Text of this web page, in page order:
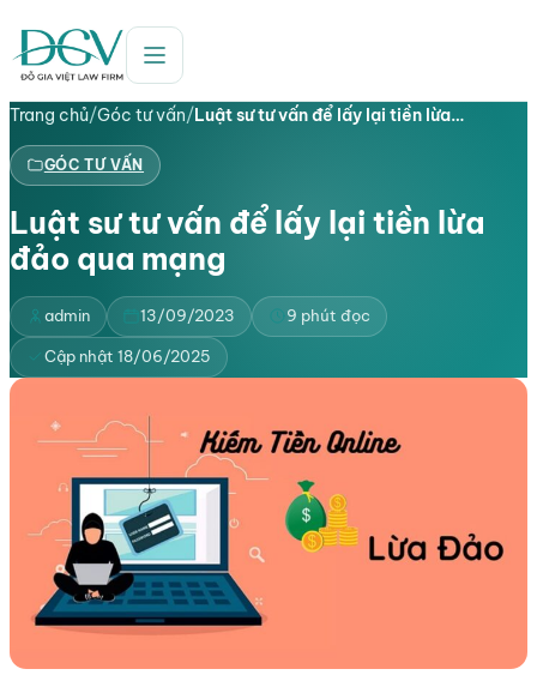
Trang chủ/Góc tư vấn/Luật sư tư vấn để lấy lại tiền lừa…
GÓC TƯ VẤN
Luật sư tư vấn để lấy lại tiền lừa
đảo qua mạng
admin 13/09/2023 9 phút đọc
Cập nhật 18/06/2025